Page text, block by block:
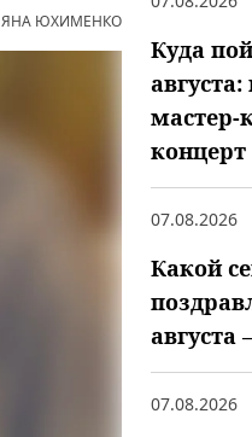
ЯНА ЮХИМЕНКО
Куда
мастер-
концерт
07.08.2026
Какой
августа
07.08.2026